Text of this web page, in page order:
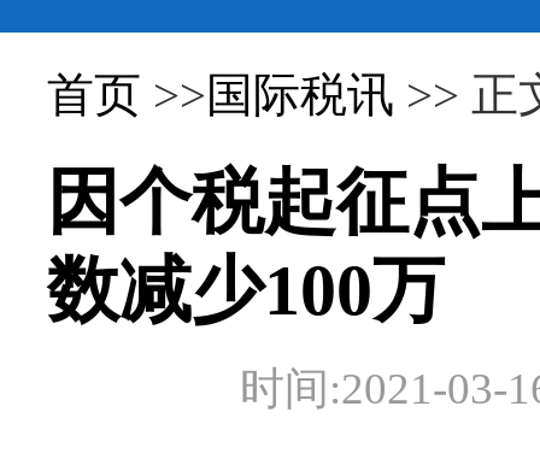
首页 >>国际税讯 >> 正
因个税起征点
数减少100万
时间:2021-03-